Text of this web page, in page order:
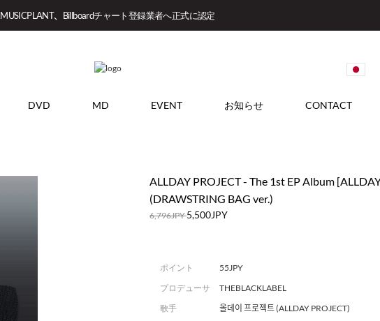
MUSICPLANT、Billboardチャート登録業者へ正式に認定
DVD MD EVENT お知らせ CONTACT
ALLDAY PROJECT - The 1st EP Album
(DRAWSTRING BAG ver.)
6,796JPY5,500JPY
ポイント
55JPY
プロデューサ
ー
THEBLACKLABEL
歌手
올데이 프로젝트 (ALLDAY PROJECT)